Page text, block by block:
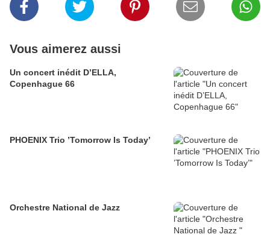
Vous aimerez aussi
Un concert inédit D’ELLA,
Copenhague 66
PHOENIX Trio ’Tomorrow Is Today’
Orchestre National de Jazz